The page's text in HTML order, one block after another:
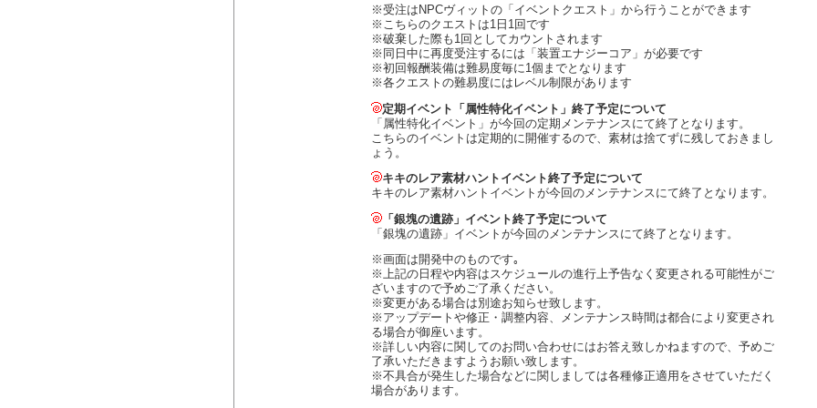
※受注はNPCヴィットの「イベントクエスト」から行うことができます
※こちらのクエストは1日1回です
※破棄した際も1回としてカウントされます
※同日中に再度受注するには「装置エナジーコア」が必要です
※初回報酬装備は難易度毎に1個までとなります
※各クエストの難易度にはレベル制限があります
定期イベント「属性特化イベント」終了予定について
「属性特化イベント」が今回の定期メンテナンスにて終了となります。
こちらのイベントは定期的に開催するので、素材は捨てずに残しておきまし
ょう。
キキのレア素材ハントイベント終了予定について
キキのレア素材ハントイベントが今回のメンテナンスにて終了となります。
「銀塊の遺跡」イベント終了予定について
「銀塊の遺跡」イベントが今回のメンテナンスにて終了となります。
※画面は開発中のものです｡
※上記の日程や内容はスケジュールの進行上予告なく変更される可能性がご
ざいますので予めご了承ください。
※変更がある場合は別途お知らせ致します。
※アップデートや修正・調整内容、メンテナンス時間は都合により変更され
る場合が御座います。
※詳しい内容に関してのお問い合わせにはお答え致しかねますので、予めご
了承いただきますようお願い致します。
※不具合が発生した場合などに関しましては各種修正適用をさせていただく
場合があります。